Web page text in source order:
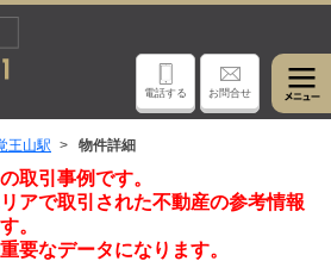
電話する お問合せ
王山駅 物件詳細
取引事例です。
アで取引された不動産の参考情報
。
要なデータになります。